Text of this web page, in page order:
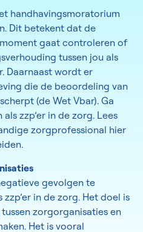
handhavingsmoratorium
Dit betekent dat de
gaat controleren of
tussen jou als
Daarnaast wordt er
die de beoordeling van
(de Wet Vbar). Ga
zzp’er in de zorg. Lees
zorgprofessional hier
gevolgen te
in de zorg. Het doel is
zorgorganisaties en
Het is vooral